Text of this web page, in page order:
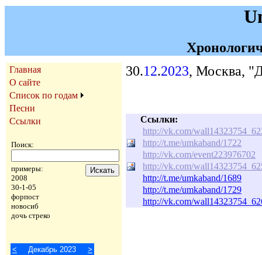
Главная
О сайте
Список по годам
Песни
Ссылки
Поиск:
примеры:
2008
30-1-05
форпост
новосиб
дочь стреко
< Декабрь 2023
>
30.12.2023, Москва,
Ссылки:
http://vk.com/
http://t.me/umkaband/1722
http://vk.com/event223976702
http://vk.com/
http://t.me/umkaband/1689
http://t.me/umkaband/1729
http://vk.com/